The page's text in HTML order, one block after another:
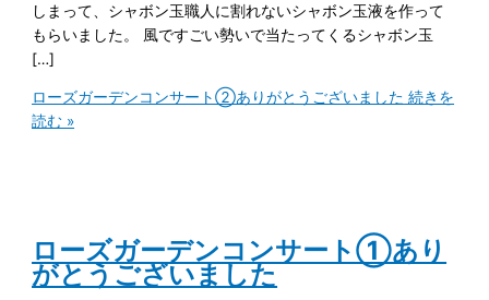
しまって、シャボン玉職人に割れないシャボン玉液を作って
もらいました。 風ですごい勢いで当たってくるシャボン玉
[…]
ローズガーデンコンサート②ありがとうございました 続きを
読む »
ローズガーデンコンサート①あり
がとうございました